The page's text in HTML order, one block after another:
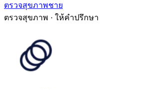
ตรวจสุขภาพชาย
ตรวจสุขภาพ · ให้คำปรึกษา